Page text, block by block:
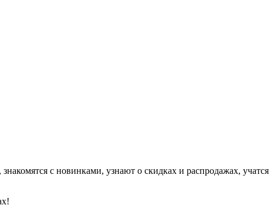
с новинками, узнают о скидках и распродажах, учатся